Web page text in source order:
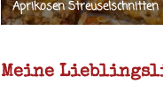
Meine